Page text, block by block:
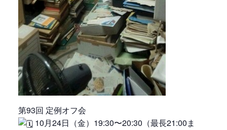
第93回 定例オフ会
10月24日（金）19:30〜20:30（最長21:00ま